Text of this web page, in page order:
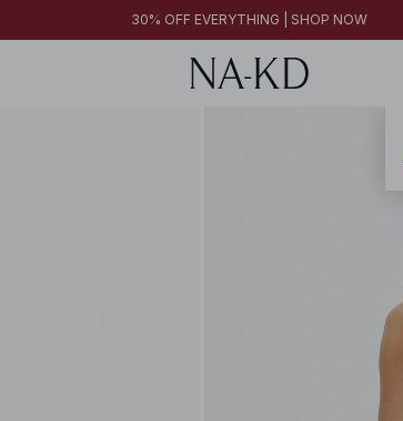
30% OFF EVERYTHING | SHOP NOW